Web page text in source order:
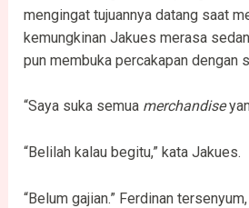
mengingat tujuannya datang saat
kemungkinan Jakues merasa
pun membuka percakapan dengan
“Saya suka semua merchandise
“Belilah kalau begitu,” kata Jakues.
“Belum gajian.” Ferdinan